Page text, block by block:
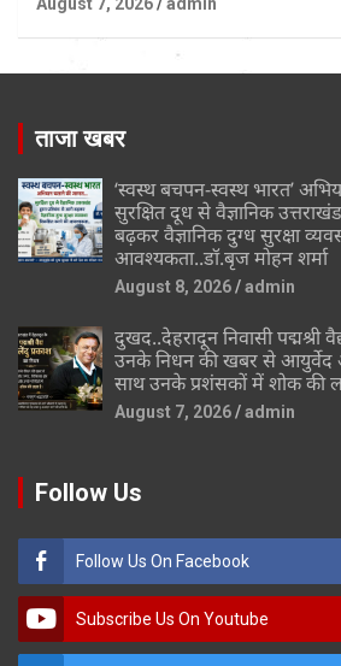
August 7, 2026 admin
ताजा खबर
‘स्वस्थ बचपन-स्वस्थ भारत’
सुरक्षित दूध से वैज्ञानिक
बढ़कर वैज्ञानिक दुग्ध सुरक्षा
आवश्यकता..डॉ.बृज मोहन शर्मा
August 8, 2026 admin
दुखद..देहरादून निवासी पद्मश्री
उनके निधन की खबर से आयुर्वेद
साथ उनके प्रशंसकों में शोक की
August 7, 2026 admin
Follow Us
Follow Us On Facebook
Subscribe Us On Youtube